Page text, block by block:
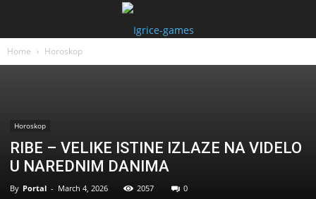
Home Horoskop
Horoskop
RIBE – VELIKE ISTINE IZLAZE NA VIDELO
U NAREDNIM DANIMA
By Portal - March 4, 2026 2057 0